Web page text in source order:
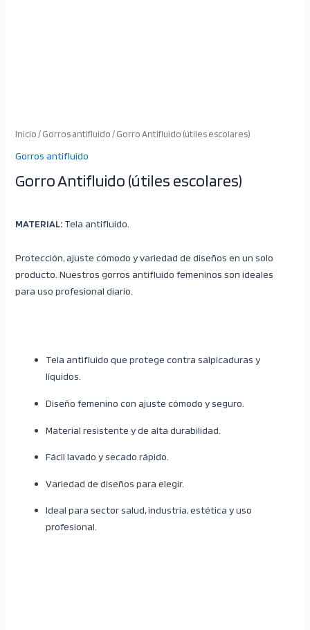
Inicio /Gorros antifluido / Gorro Antifluido (útiles escolares)
Gorros antifluido
Gorro Antifluido (útiles escolares)
MATERIAL: Tela antifluido.
Protección, ajuste cómodo y variedad de diseños en un solo
producto. Nuestros gorros antifluido femeninos son ideales
para uso profesional diario.
Tela antifluido que protege contra salpicaduras y
líquidos.
Diseño femenino con ajuste cómodo y seguro.
Material resistente y de alta durabilidad.
Fácil lavado y secado rápido.
Variedad de diseños para elegir.
Ideal para sector salud, industria, estética y uso
profesional.